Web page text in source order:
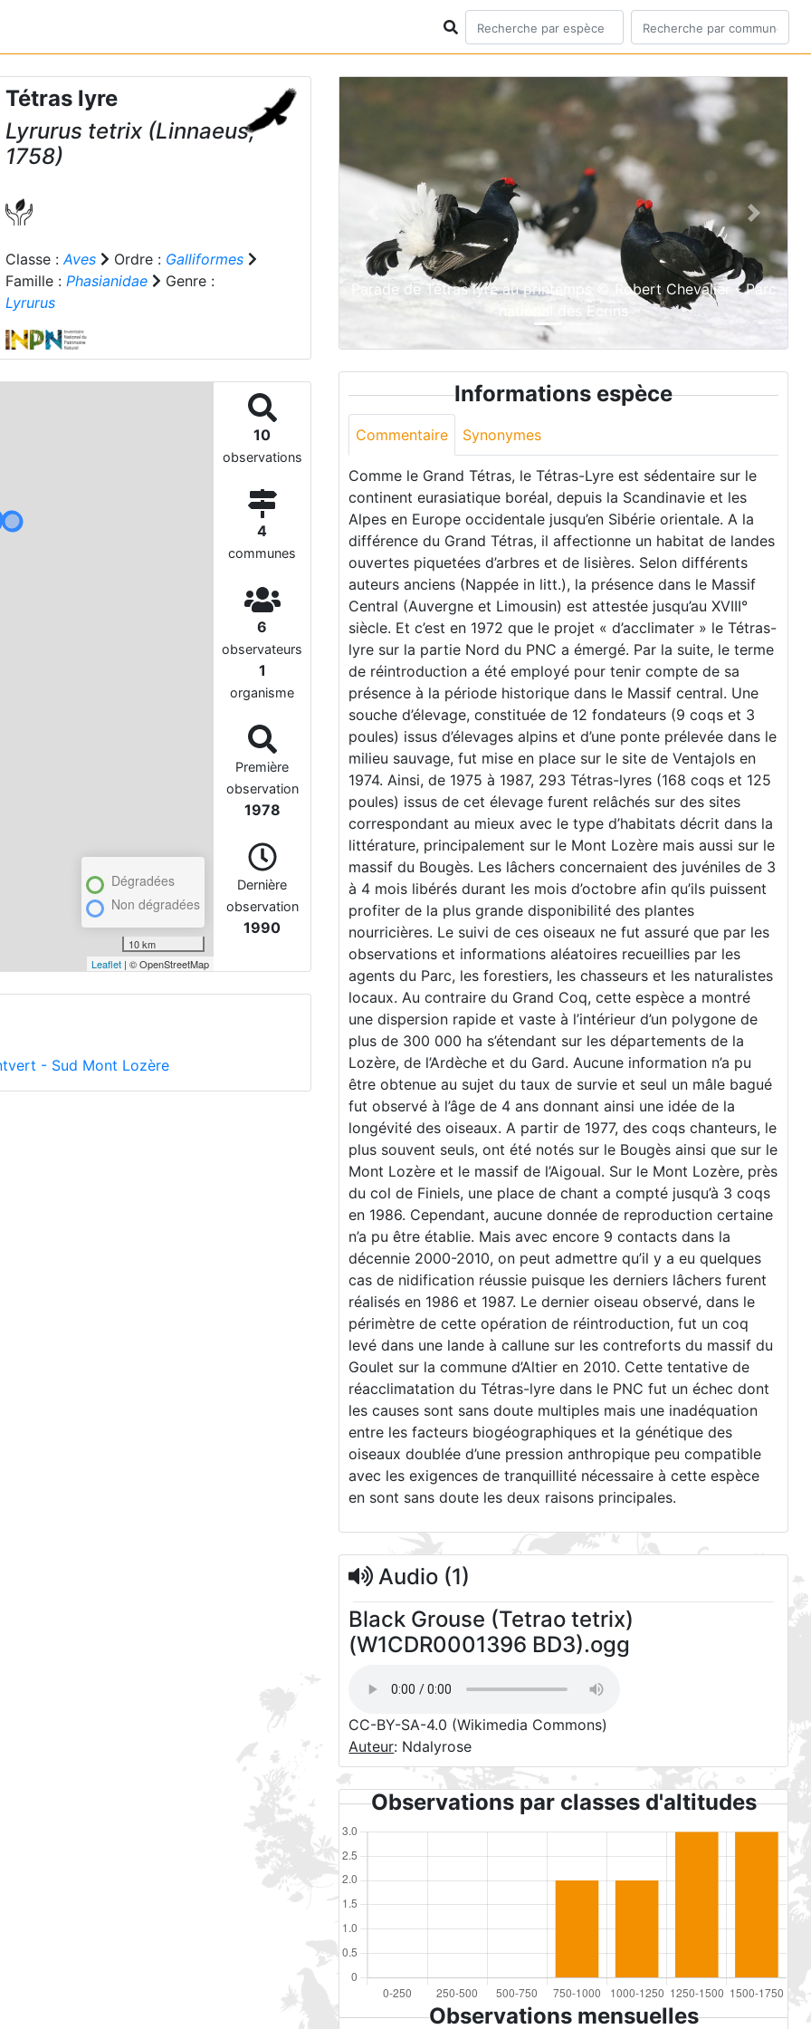
Tétras lyre
Lyrurus tetrix(Linnaeus,
1758)
Classe :Aves Ordre : Galliformes
Famille : Phasianidae
Genre :
Lyrurus
Dégradées
Non dégradées
10 km
Leaflet| © OpenStreetMap
10
observations
4
communes
6
observateurs
1
organisme
Première
observation
1978
Dernière
observation
1990
- Sud Mont Lozère
Parade de Tétras lyre au printemps © Robert Chevalier - Parc
national des Ecrins
Previous Next
Informations espèce
Commentaire Synonymes
Comme le Grand Tétras, le Tétras-Lyre est sédentaire sur le
continent eurasiatique boréal, depuis la Scandinavie et les
Alpes en Europe occidentale jusqu’en Sibérie orientale. A la
différence du Grand Tétras, il affectionne un habitat de landes
ouvertes piquetées d’arbres et de lisières. Selon différents
auteurs anciens (Nappée in litt.), la présence dans le Massif
Central (Auvergne et Limousin) est attestée jusqu’au XVIII°
siècle. Et c’est en 1972 que le projet « d’acclimater » le Tétras-
lyre sur la partie Nord du PNC a émergé. Par la suite, le terme
de réintroduction a été employé pour tenir compte de sa
présence à la période historique dans le Massif central. Une
souche d’élevage, constituée de 12 fondateurs (9 coqs et 3
poules) issus d’élevages alpins et d’une ponte prélevée dans le
milieu sauvage, fut mise en place sur le site de Ventajols en
1974. Ainsi, de 1975 à 1987, 293 Tétras-lyres (168 coqs et 125
poules) issus de cet élevage furent relâchés sur des sites
correspondant au mieux avec le type d’habitats décrit dans la
littérature, principalement sur le Mont Lozère mais aussi sur le
massif du Bougès. Les lâchers concernaient des juvéniles de 3
à 4 mois libérés durant les mois d’octobre afin qu’ils puissent
profiter de la plus grande disponibilité des plantes
nourricières. Le suivi de ces oiseaux ne fut assuré que par les
observations et informations aléatoires recueillies par les
agents du Parc, les forestiers, les chasseurs et les naturalistes
locaux. Au contraire du Grand Coq, cette espèce a montré
une dispersion rapide et vaste à l’intérieur d’un polygone de
plus de 300 000 ha s’étendant sur les départements de la
Lozère, de l’Ardèche et du Gard. Aucune information n’a pu
être obtenue au sujet du taux de survie et seul un mâle bagué
fut observé à l’âge de 4 ans donnant ainsi une idée de la
longévité des oiseaux. A partir de 1977, des coqs chanteurs, le
plus souvent seuls, ont été notés sur le Bougès ainsi que sur le
Mont Lozère et le massif de l’Aigoual. Sur le Mont Lozère, près
du col de Finiels, une place de chant a compté jusqu’à 3 coqs
en 1986. Cependant, aucune donnée de reproduction certaine
n’a pu être établie. Mais avec encore 9 contacts dans la
décennie 2000-2010, on peut admettre qu’il y a eu quelques
cas de nidification réussie puisque les derniers lâchers furent
réalisés en 1986 et 1987. Le dernier oiseau observé, dans le
périmètre de cette opération de réintroduction, fut un coq
levé dans une lande à callune sur les contreforts du massif du
Goulet sur la commune d’Altier en 2010. Cette tentative de
réacclimatation du Tétras-lyre dans le PNC fut un échec dont
les causes sont sans doute multiples mais une inadéquation
entre les facteurs biogéographiques et la génétique des
oiseaux doublée d’une pression anthropique peu compatible
avec les exigences de tranquillité nécessaire à cette espèce
en sont sans doute les deux raisons principales.
Audio (1)
Black Grouse (Tetrao tetrix)
(W1CDR0001396 BD3).ogg
CC-BY-SA-4.0 (Wikimedia Commons)
Auteur: Ndalyrose
Observations par classes d'altitudes
Observations mensuelles